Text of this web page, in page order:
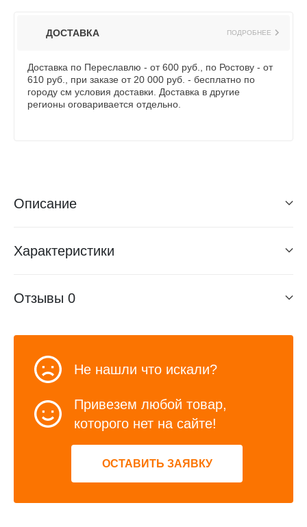
ДОСТАВКА ПОДРОБНЕЕ
Доставка по Переславлю - от 600 руб., по Ростову - от
610 руб., при заказе от 20 000 руб. - бесплатно по
городу см условия доставки. Доставка в другие
регионы оговаривается отдельно.
Описание
Характеристики
Отзывы 0
Не нашли что искали?
Привезем любой товар,
которого нет на сайте!
ОСТАВИТЬ ЗАЯВКУ